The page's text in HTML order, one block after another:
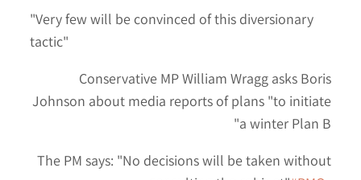
"Very few will be convinced of this diversionary
tactic"
Conservative MP William Wragg asks Boris
Johnson about media reports of plans "to initiate
a winter Plan B"
The PM says: "No decisions will be taken without